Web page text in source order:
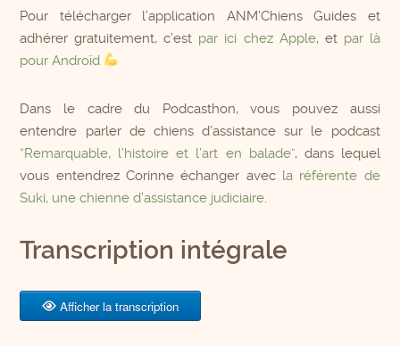
Pour télécharger l’application ANM’Chiens Guides et
adhérer gratuitement, c’est par ici chez Apple, et par là
pour Androïd
Dans le cadre du Podcasthon, vous pouvez aussi
entendre parler de chiens d’assistance sur le podcast
“Remarquable, l’histoire et l’art en balade”, dans lequel
vous entendrez Corinne échanger avec la référente de
Suki, une chienne d’assistance judiciaire.
Transcription intégrale
Afficher la transcription